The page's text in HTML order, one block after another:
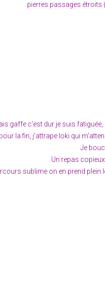
pierres passages étroits
gaffe c'est dur je suis
pour la fin, j'attrape loki qui
Je
Un repas
sublime on en prend plein